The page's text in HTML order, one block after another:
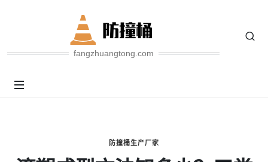
fangzhuangtong.com
防撞桶生产厂家